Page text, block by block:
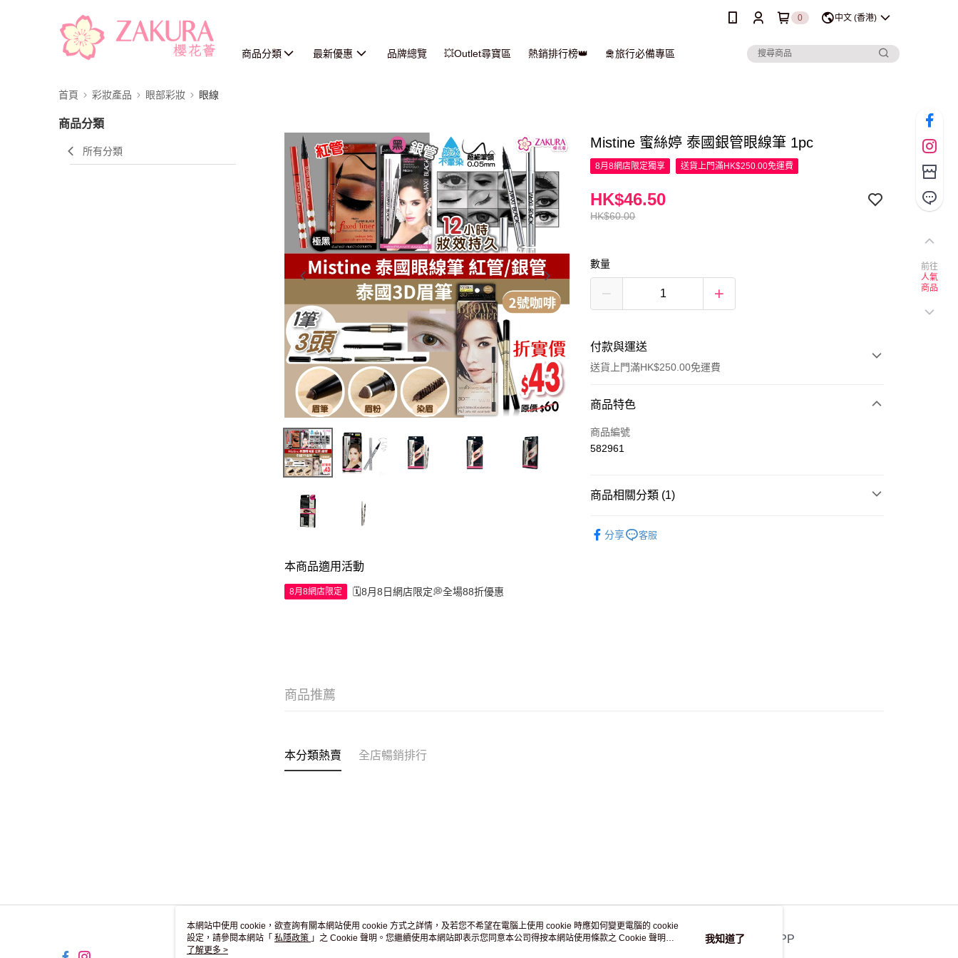
0 中文 (香港)
商品分類 最新優惠 品牌總覽 💥Outlet尋寶區 熱銷排行榜👑 🛅旅行必備專區
首頁 彩妝產品 眼部彩妝 眼線
商品分類
所有分類
本商品適用活動
8月8網店限定 🗓️8月8日網店限定💭全場88折優惠
Mistine 蜜絲婷 泰國銀管眼線筆 1pc
8月8網店限定獨享 送貨上門滿HK$250.00免運費
HK$60.00
HK$46.50
數量
付款與運送
送貨上門滿HK$250.00免運費
付款方式
信用卡
商品特色
商品編號
582961
商品相關分類 (1)
分享
客服
商品推薦
本分類熱賣 全店暢銷排行
關於我們 客戶服務 官方APP
前往
人氣
商品
本網站中使用 cookie，欲查詢有關本網站使用 cookie 方式之詳情，及若您不希望在電腦上使用 cookie 時應如何變更電腦的 cookie
設定，請參閱本網站「 私隱政策 」之 Cookie 聲明。您繼續使用本網站即表示您同意本公司得按本網站使用條款之 Cookie 聲明使
用 cookie。
了解更多 >
我知道了